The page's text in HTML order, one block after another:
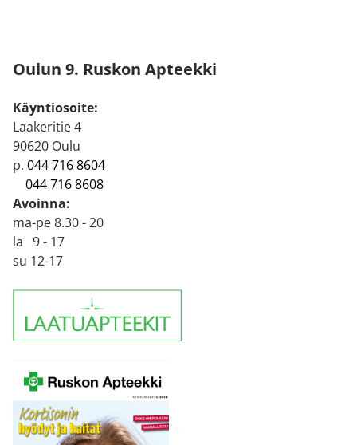
Oulun 9. Ruskon Apteekki
Käyntiosoite:
Laakeritie 4
90620 Oulu
p. 044 716 8604
044 716 8608
Avoinna:
ma-pe 8.30 - 20
la 9 - 17
su 12-17